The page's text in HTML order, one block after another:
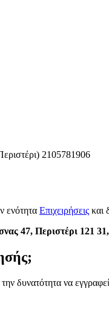
2105781906
ενότητα Επιχειρήσεις και
47, Περιστέρι 121
την δυνατότητα να